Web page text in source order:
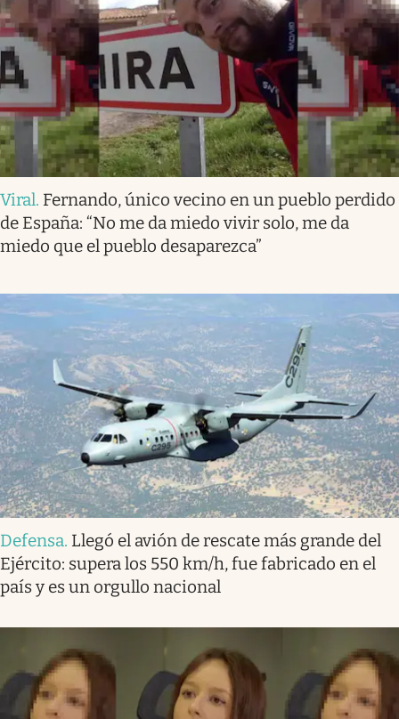
Viral. Fernando, único vecino en un pueblo perdido
de España: “No me da miedo vivir solo, me da
miedo que el pueblo desaparezca”
Defensa. Llegó el avión de rescate más grande del
Ejército: supera los 550 km/h, fue fabricado en el
país y es un orgullo nacional